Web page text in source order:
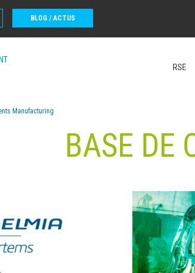
BLOG / ACTUS
RSE
Manufacturing
BASE DE